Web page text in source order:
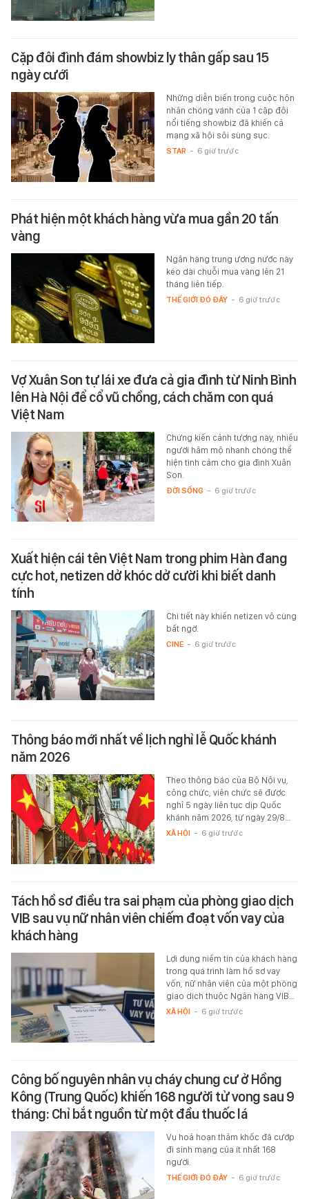
Cặp đôi đình đám showbiz ly thân gấp sau 15
ngày cưới
Những diễn biến trong cuộc hôn
nhân chóng vánh của 1 cặp đôi
nổi tiếng showbiz đã khiến cả
mạng xã hội sôi sùng sục.
STAR - 6 giờ trước
Phát hiện một khách hàng vừa mua gần 20 tấn
vàng
Ngân hàng trung ương nước này
kéo dài chuỗi mua vàng lên 21
tháng liên tiếp.
THẾ GIỚI ĐÓ ĐÂY - 6 giờ trước
Vợ Xuân Son tự lái xe đưa cả gia đình từ Ninh Bình
lên Hà Nội để cổ vũ chồng, cách chăm con quá
Việt Nam
Chứng kiến cảnh tượng này, nhiều
người hâm mộ nhanh chóng thể
hiện tình cảm cho gia đình Xuân
Son.
ĐỜI SỐNG - 6 giờ trước
Xuất hiện cái tên Việt Nam trong phim Hàn đang
cực hot, netizen dở khóc dở cười khi biết danh
tính
Chi tiết này khiến netizen vô cùng
bất ngờ.
CINE - 6 giờ trước
Thông báo mới nhất về lịch nghỉ lễ Quốc khánh
năm 2026
Theo thông báo của Bộ Nội vụ,
công chức, viên chức sẽ được
nghỉ 5 ngày liên tục dịp Quốc
khánh năm 2026, từ ngày 29/8…
XÃ HỘI - 6 giờ trước
Tách hồ sơ điều tra sai phạm của phòng giao dịch
VIB sau vụ nữ nhân viên chiếm đoạt vốn vay của
khách hàng
Lợi dụng niềm tin của khách hàng
trong quá trình làm hồ sơ vay
vốn, nữ nhân viên của một phòng
giao dịch thuộc Ngân hàng VIB…
XÃ HỘI - 6 giờ trước
Công bố nguyên nhân vụ cháy chung cư ở Hồng
Kông (Trung Quốc) khiến 168 người tử vong sau 9
tháng: Chỉ bắt nguồn từ một đầu thuốc lá
Vụ hoả hoạn thảm khốc đã cướp
đi sinh mạng của ít nhất 168
người.
THẾ GIỚI ĐÓ ĐÂY - 6 giờ trước